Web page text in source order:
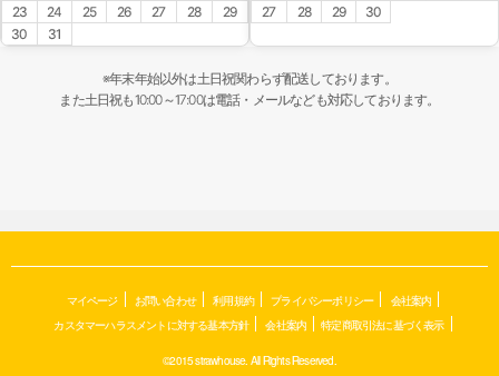
23
24 25 26 27 28
29
30
31
27
28 29 30
※年末年始以外は土日祝関わらず配送しております。
また土日祝も10:00～17:00は電話・メールなども対応しております。
マイページ お問い合わせ 利用規約 プライバシーポリシー
会社案内
カスタマーハラスメントに対する基本方針
会社案内 特定商取引法に基づく表示
©2015 strawhouse. All Rights Reserved.